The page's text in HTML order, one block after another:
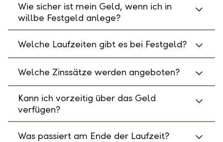
Wie sicher ist mein Geld, wenn ich in
willbe Festgeld anlege?
Welche Laufzeiten gibt es bei Festgeld?
Welche Zinssätze werden angeboten?
Kann ich vorzeitig über das Geld
verfügen?
Was passiert am Ende der Laufzeit?